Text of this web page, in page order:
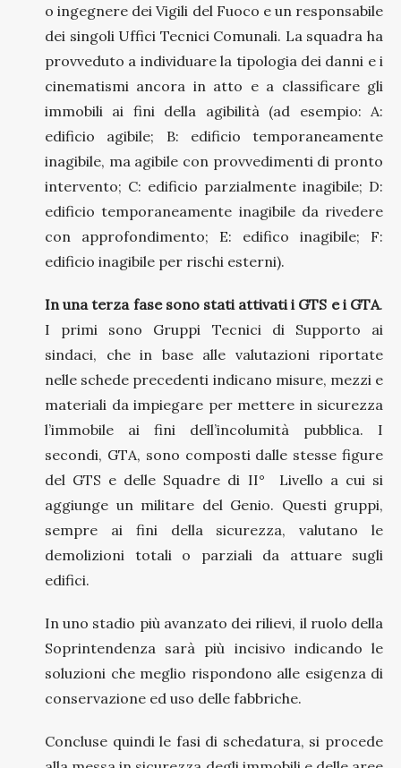
o ingegnere dei Vigili del Fuoco e un responsabile
dei singoli Uffici Tecnici Comunali. La squadra ha
provveduto a individuare la tipologia dei danni e i
cinematismi ancora in atto e a classificare gli
immobili ai fini della agibilità (ad esempio: A:
edificio agibile; B: edificio temporaneamente
inagibile, ma agibile con provvedimenti di pronto
intervento; C: edificio parzialmente inagibile; D:
edificio temporaneamente inagibile da rivedere
con approfondimento; E: edifico inagibile; F:
edificio inagibile per rischi esterni).
In una terza fase sono stati attivati i GTS e i GTA.
I primi sono Gruppi Tecnici di Supporto ai
sindaci, che in base alle valutazioni riportate
nelle schede precedenti indicano misure, mezzi e
materiali da impiegare per mettere in sicurezza
l’immobile ai fini dell’incolumità pubblica. I
secondi, GTA, sono composti dalle stesse figure
del GTS e delle Squadre di II° Livello a cui si
aggiunge un militare del Genio. Questi gruppi,
sempre ai fini della sicurezza, valutano le
demolizioni totali o parziali da attuare sugli
edifici.
In uno stadio più avanzato dei rilievi, il ruolo della
Soprintendenza sarà più incisivo indicando le
soluzioni che meglio rispondono alle esigenza di
conservazione ed uso delle fabbriche.
Concluse quindi le fasi di schedatura, si procede